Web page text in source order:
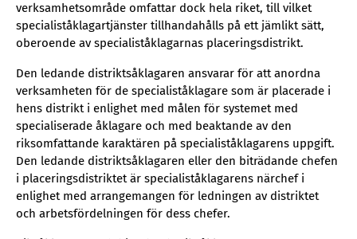
verksamhetsområde omfattar dock hela riket, till vilket
specialiståklagartjänster tillhandahålls på ett jämlikt sätt,
oberoende av specialiståklagarnas placeringsdistrikt.
Den ledande distriktsåklagaren ansvarar för att anordna
verksamheten för de specialiståklagare som är placerade i
hens distrikt i enlighet med målen för systemet med
specialiserade åklagare och med beaktande av den
riksomfattande karaktären på specialiståklagarens uppgift.
Den ledande distriktsåklagaren eller den biträdande chefen
i placeringsdistriktet är specialiståklagarens närchef i
enlighet med arrangemangen för ledningen av distriktet
och arbetsfördelningen för dess chefer.